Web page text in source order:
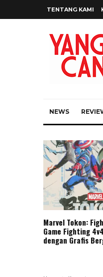
TENTANG KAMI
NEWS
Marvel Tokon:
Game Fighting
dengan Grafis